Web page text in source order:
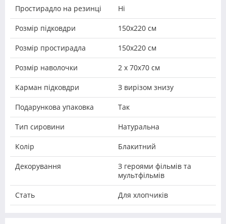
Простирадло на резинці Ні
Розмір підковдри 150х220 см
Розмір простирадла 150х220 см
Розмір наволочки 2 х 70х70 см
Карман підковдри З вирізом знизу
Подарункова упаковка Так
Тип сировини Натуральна
Колір Блакитний
Декорування
З героями фільмів та
мультфільмів
Стать Для хлопчиків